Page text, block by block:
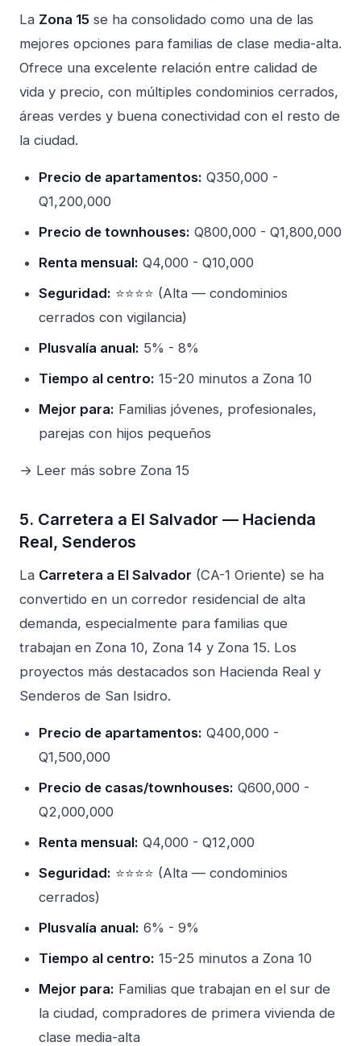
La Zona 15 se ha consolidado como una de las
mejores opciones para familias de clase media-alta.
Ofrece una excelente relación entre calidad de
vida y precio, con múltiples condominios cerrados,
áreas verdes y buena conectividad con el resto de
la ciudad.
Precio de apartamentos: Q350,000 -
Q1,200,000
Precio de townhouses: Q800,000 - Q1,800,000
Renta mensual: Q4,000 - Q10,000
Seguridad: ⭐⭐⭐⭐ (Alta — condominios
cerrados con vigilancia)
Plusvalía anual: 5% - 8%
Tiempo al centro: 15-20 minutos a Zona 10
Mejor para: Familias jóvenes, profesionales,
parejas con hijos pequeños
→ Leer más sobre Zona 15
5. Carretera a El Salvador — Hacienda
Real, Senderos
La Carretera a El Salvador (CA-1 Oriente) se ha
convertido en un corredor residencial de alta
demanda, especialmente para familias que
trabajan en Zona 10, Zona 14 y Zona 15. Los
proyectos más destacados son Hacienda Real y
Senderos de San Isidro.
Precio de apartamentos: Q400,000 -
Q1,500,000
Precio de casas/townhouses: Q600,000 -
Q2,000,000
Renta mensual: Q4,000 - Q12,000
Seguridad: ⭐⭐⭐⭐ (Alta — condominios
cerrados)
Plusvalía anual: 6% - 9%
Tiempo al centro: 15-25 minutos a Zona 10
Mejor para: Familias que trabajan en el sur de
la ciudad, compradores de primera vivienda de
clase media-alta